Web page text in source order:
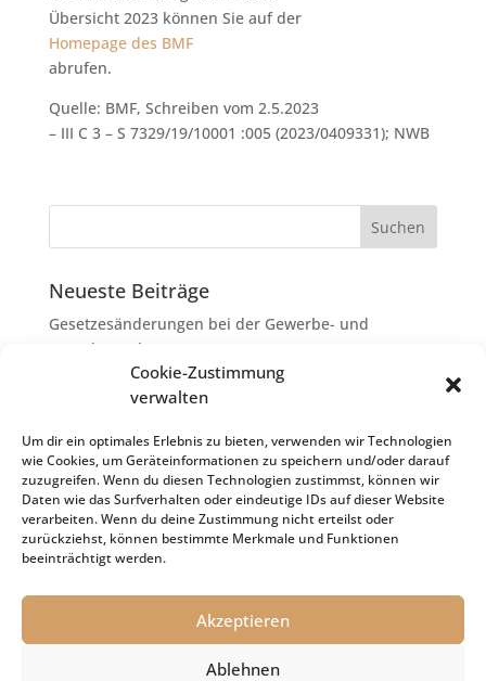
Cookie-Zustimmung
verwalten
Um dir ein optimales Erlebnis zu bieten, verwenden wir Technologien
wie Cookies, um Geräteinformationen zu speichern und/oder darauf
zuzugreifen. Wenn du diesen Technologien zustimmst, können wir
Daten wie das Surfverhalten oder eindeutige IDs auf dieser Website
verarbeiten. Wenn du deine Zustimmung nicht erteilst oder
zurückziehst, können bestimmte Merkmale und Funktionen
beeinträchtigt werden.
Akzeptieren
Ablehnen
Übersicht 2023 können Sie auf der
Homepage des BMF
abrufen.
Quelle: BMF, Schreiben vom 2.5.2023
– III C 3 – S 7329/19/10001 :005 (2023/0409331); NWB
Neueste Beiträge
Gesetzesänderungen bei der Gewerbe- und
Grunderwerbsteuer
Erbschaftsteuer: Rechtsanwaltskosten bei Streit über
Erbauseinandersetzung als
Nachlassverbindlichkeiten
Umsatzsteuer-Umrechnungskurse Juli 2026
Keine Steuerfreiheit eines sog. Konfusionsgewinns
bei Mutterkapitalgesellschaft
Schenkungsteuer: Zinssatz von 5,5 % für die